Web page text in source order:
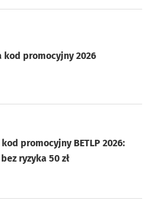
kod promocyjny 2026
promocyjny BETLP 2026:
ryzyka 50 zł